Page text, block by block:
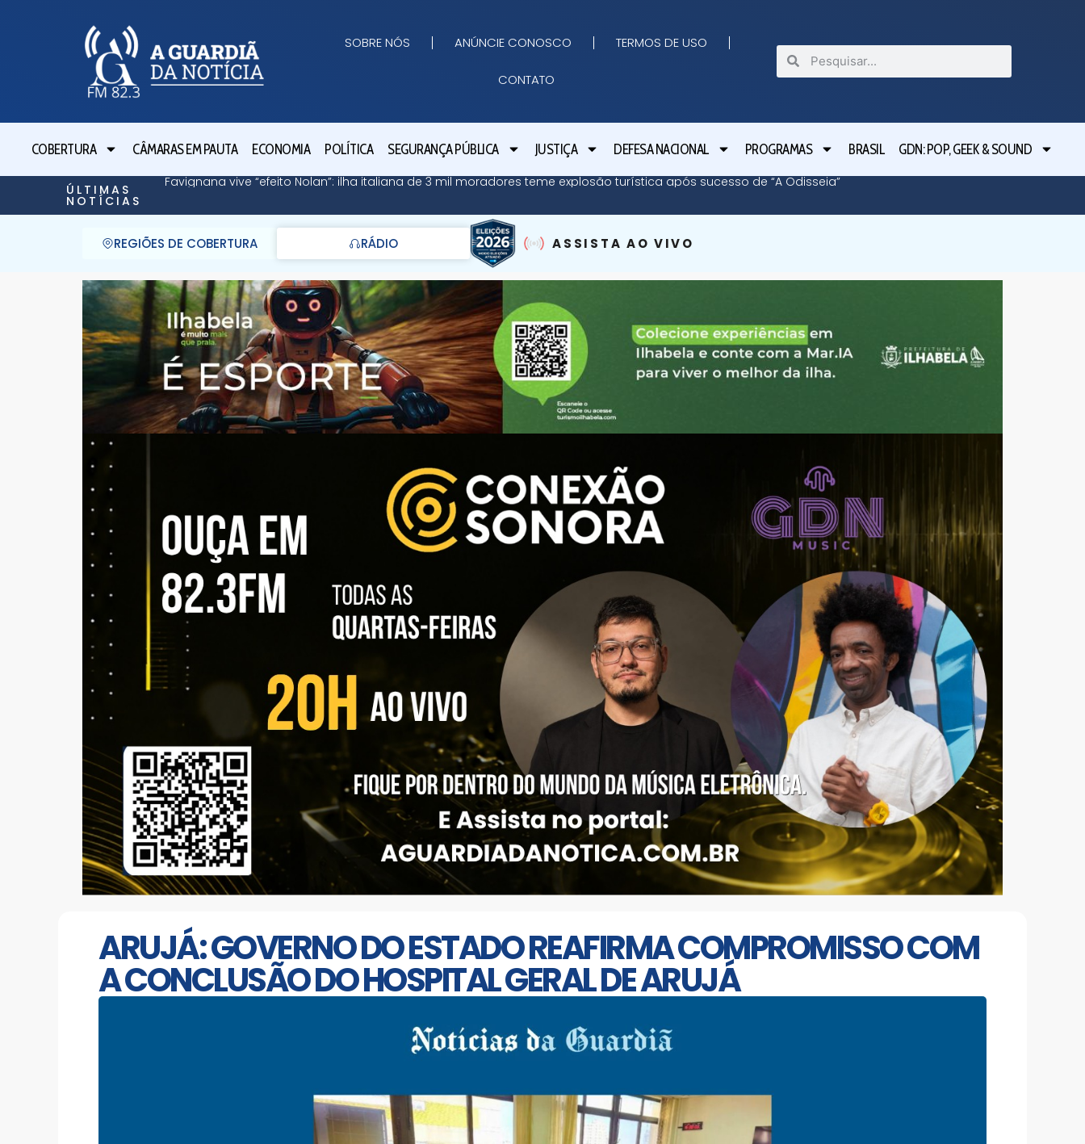
SOBRE NÓS ANÚNCIE CONOSCO TERMOS DE USO
CONTATO
COBERTURA CÂMARAS EM PAUTA ECONOMIA POLÍTICA SEGURANÇA PÚBLICA JUSTIÇA DEFESA NACIONAL PROGRAMAS BRASIL GDN: POP, GEEK & SOUND
ÚLTIMAS
NOTÍCIAS
Favignana vive “efeito Nolan”: ilha italiana de 3 mil moradores teme explosão turística após sucesso de “A Odisseia” Lula
REGIÕES DE COBERTURA RÁDIO ASSISTA AO VIVO
ARUJÁ: GOVERNO DO ESTADO REAFIRMA COMPROMISSO COM
A CONCLUSÃO DO HOSPITAL GERAL DE ARUJÁ